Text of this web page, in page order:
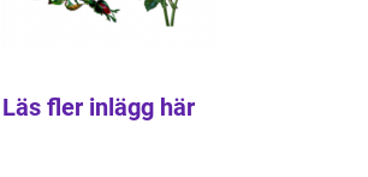
Läs fler inlägg här